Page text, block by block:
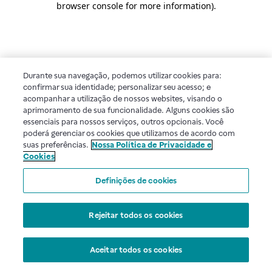
browser console for more information).
Durante sua navegação, podemos utilizar cookies para:
confirmar sua identidade; personalizar seu acesso; e
acompanhar a utilização de nossos websites, visando o
aprimoramento de sua funcionalidade. Alguns cookies são
essenciais para nossos serviços, outros opcionais. Você
poderá gerenciar os cookies que utilizamos de acordo com
suas preferências. Nossa Política de Privacidade e
Cookies
Definições de cookies
Rejeitar todos os cookies
Aceitar todos os cookies